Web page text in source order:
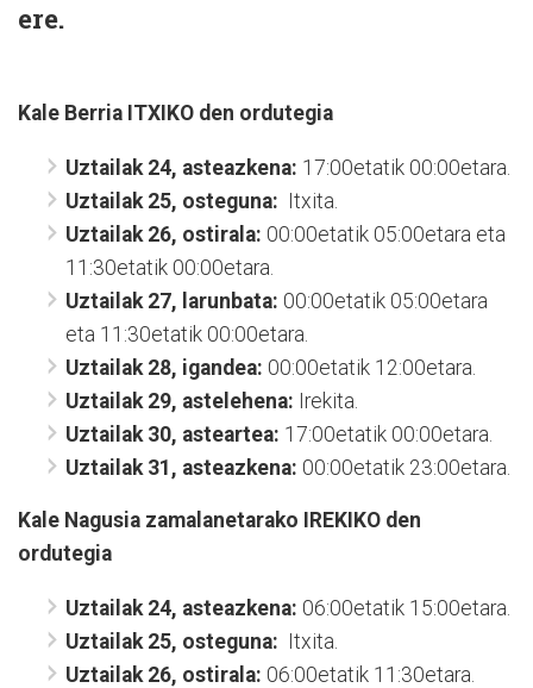
ere.
Kale Berria ITXIKO den ordutegia
Uztailak 24, asteazkena: 17:00etatik 00:00etara.
Uztailak 25, osteguna:
Itxita.
Uztailak 26, ostirala: 00:00etatik 05:00etara eta
11:30etatik 00:00etara.
Uztailak 27, larunbata: 00:00etatik 05:00etara
eta 11:30etatik 00:00etara.
Uztailak 28, igandea: 00:00etatik 12:00etara.
Uztailak 29, astelehena: Irekita.
Uztailak 30, asteartea: 17:00etatik 00:00etara.
Uztailak 31, asteazkena: 00:00etatik 23:00etara.
Kale Nagusia zamalanetarako IREKIKO den
ordutegia
Uztailak 24, asteazkena: 06:00etatik 15:00etara.
Uztailak 25, osteguna: Itxita.
Uztailak 26, ostirala: 06:00etatik 11:30etara.